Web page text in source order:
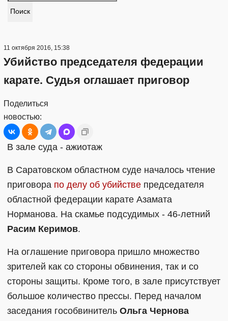
Поиск
11 октября 2016, 15:38
Убийство председателя федерации
карате. Судья оглашает приговор
Поделиться
новостью:
В зале суда - ажиотаж
В Саратовском областном суде началось чтение
приговора по делу об убийстве председателя
областной федерации карате Азамата
Норманова. На скамье подсудимых - 46-летний
Расим Керимов.
На оглашение приговора пришло множество
зрителей как со стороны обвинения, так и со
стороны защиты. Кроме того, в зале присутствует
большое количество прессы. Перед началом
заседания гособвинитель Ольга Чернова